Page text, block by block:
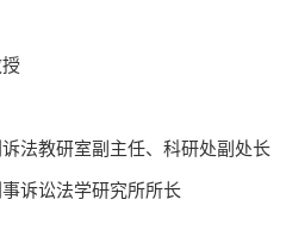
教研室副主任、科研处副处长
讼法学研究所所长